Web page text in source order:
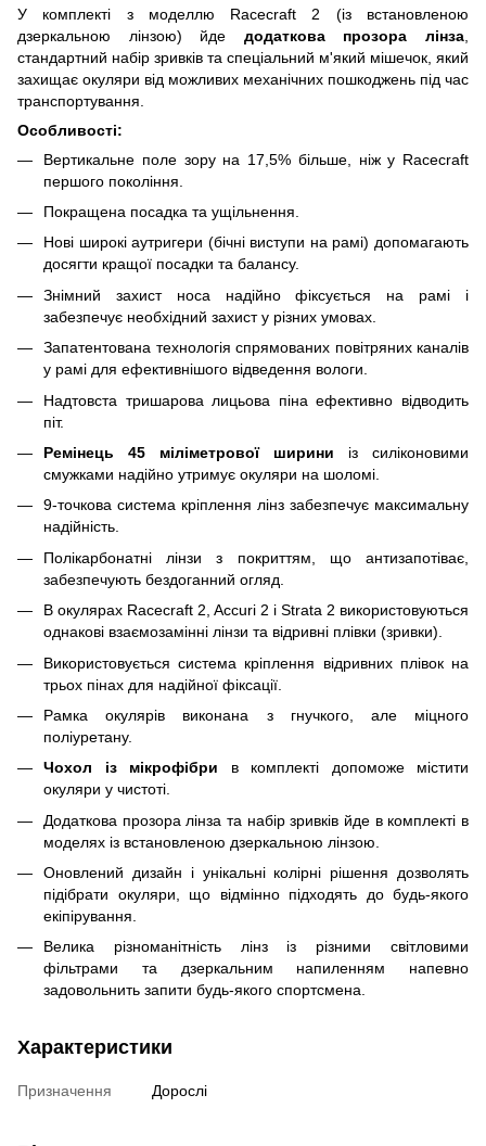
У комплекті з моделлю Racecraft 2 (із встановленою
дзеркальною лінзою) йде додаткова прозора лінза
стандартний набір зривків та спеціальний м'який мішечок, який
захищає окуляри від можливих механічних пошкоджень під час
транспортування.
Особливості:
Вертикальне поле зору на 17,5% більше, ніж у Racecraft
першого покоління.
Покращена посадка та ущільнення.
Нові широкі аутригери (бічні виступи на рамі) допомагають
досягти кращої посадки та балансу.
Знімний захист носа надійно фіксується на рамі і
забезпечує необхідний захист у різних умовах.
Запатентована технологія спрямованих повітряних каналів
у рамі для ефективнішого відведення вологи.
Надтовста тришарова лицьова піна ефективно відводить
піт.
Ремінець 45 міліметрової ширини із силіконовими
смужками надійно утримує окуляри на шоломі.
9-точкова система кріплення лінз забезпечує максимальну
надійність.
Полікарбонатні лінзи з покриттям, що антизапотіває,
забезпечують бездоганний огляд.
В окулярах Racecraft 2, Accuri 2 і Strata 2 використовуються
однакові взаємозамінні лінзи та відривні плівки (зривки).
Використовується система кріплення відривних плівок на
трьох пінах для надійної фіксації.
Рамка окулярів виконана з гнучкого, але міцного
поліуретану.
Чохол із мікрофібри в комплекті допоможе містити
окуляри у чистоті.
Додаткова прозора лінза та набір зривків йде в комплекті в
моделях із встановленою дзеркальною лінзою.
Оновлений дизайн і унікальні колірні рішення дозволять
підібрати окуляри, що відмінно підходять до будь-якого
екіпірування.
Велика різноманітність лінз із різними світловими
фільтрами та дзеркальним напиленням напевно
задовольнить запити будь-якого спортсмена.
Характеристики
Призначення Дорослі